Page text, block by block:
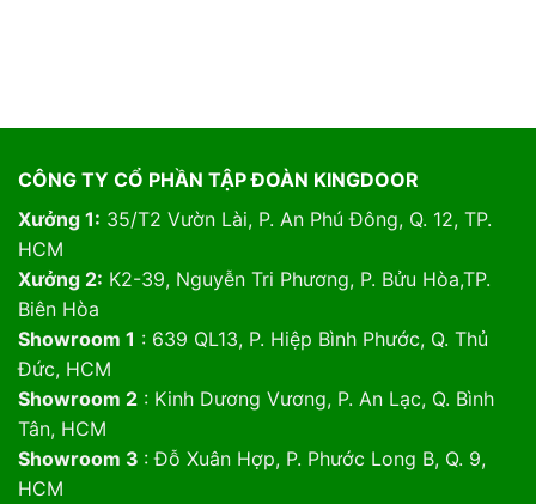
CÔNG TY CỔ PHẦN TẬP ĐOÀN KINGDOOR
Xưởng 1: 35/T2 Vườn Lài, P. An Phú Đông, Q. 12, TP.
HCM
Xưởng 2: K2-39, Nguyễn Tri Phương, P. Bửu Hòa,TP.
Biên Hòa
Showroom 1 : 639 QL13, P. Hiệp Bình Phước, Q. Thủ
Đức, HCM
Showroom 2: Kinh Dương Vương, P. An Lạc, Q. Bình
Tân, HCM
Showroom 3 : Đỗ Xuân Hợp, P. Phước Long B, Q. 9,
HCM